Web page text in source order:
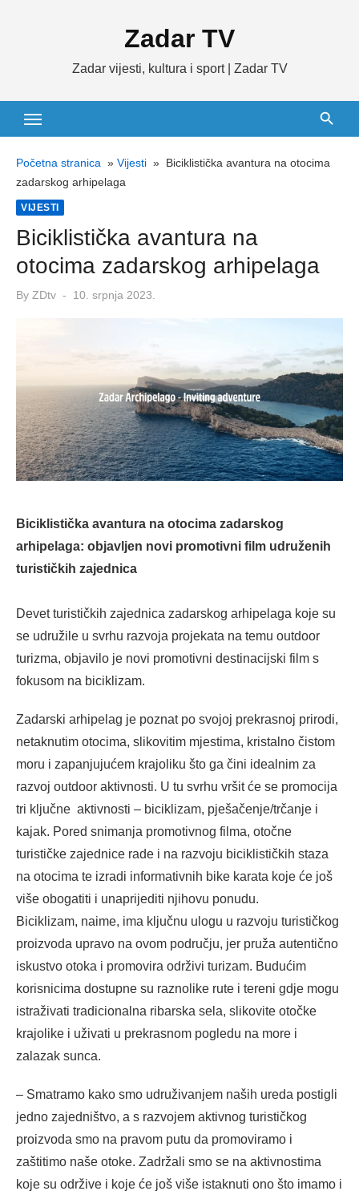
Zadar TV
Zadar vijesti, kultura i sport | Zadar TV
Početna stranica » Vijesti » Biciklistička avantura na otocima
zadarskog arhipelaga
VIJESTI
Biciklistička avantura na
otocima zadarskog arhipelaga
By ZDtv
Posted
10. srpnja 2023.
Biciklistička avantura na otocima zadarskog
arhipelaga: objavljen novi promotivni film udruženih
turističkih zajednica
Devet turističkih zajednica zadarskog arhipelaga koje su
se udružile u svrhu razvoja projekata na temu outdoor
turizma, objavilo je novi promotivni destinacijski film s
fokusom na biciklizam.
Zadarski arhipelag je poznat po svojoj prekrasnoj prirodi,
netaknutim otocima, slikovitim mjestima, kristalno čistom
moru i zapanjujućem krajoliku što ga čini idealnim za
razvoj outdoor aktivnosti. U tu svrhu vršit će se promocija
tri ključne aktivnosti – biciklizam, pješačenje/trčanje i
kajak. Pored snimanja promotivnog filma, otočne
turističke zajednice rade i na razvoju biciklističkih staza
na otocima te izradi informativnih bike karata koje će još
više obogatiti i unaprijediti njihovu ponudu.
Biciklizam, naime, ima ključnu ulogu u razvoju turističkog
proizvoda upravo na ovom području, jer pruža autentično
iskustvo otoka i promovira održivi turizam. Budućim
korisnicima dostupne su raznolike rute i tereni gdje mogu
istraživati tradicionalna ribarska sela, slikovite otočke
krajolike i uživati u prekrasnom pogledu na more i
zalazak sunca.
– Smatramo kako smo udruživanjem naših ureda postigli
jedno zajedništvo, a s razvojem aktivnog turističkog
proizvoda smo na pravom putu da promoviramo i
zaštitimo naše otoke. Zadržali smo se na aktivnostima
koje su održive i koje će još više istaknuti ono što imamo i